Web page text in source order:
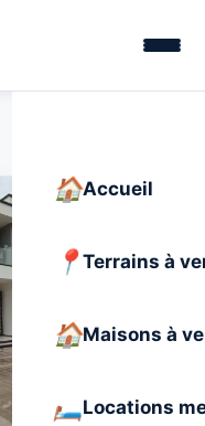
Accueil
Terrains à
Maisons à
Locations